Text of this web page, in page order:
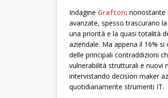
Indagine Grafton: nonostante
avanzate, spesso trascurano
una priorità e la quasi totalità
aziendale. Ma appena il 16%
delle principali contraddizioni
vulnerabilità strutturali e nuovi
intervistando decision maker
quotidianamente strumenti IT.